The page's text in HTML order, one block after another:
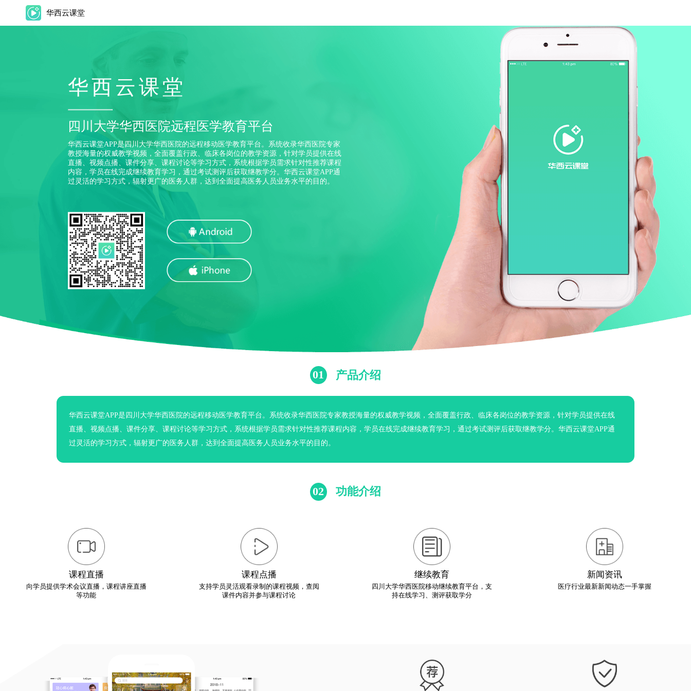
华西云课堂
华西云课堂
四川大学华西医院远程医学教育平台
华西云课堂APP是四川大学华西医院的远程移动医学教育平台。系统收录华西医院专家
教授海量的权威教学视频，全面覆盖行政、临床各岗位的教学资源，针对学员提供在线
直播、视频点播、课件分享、课程讨论等学习方式，系统根据学员需求针对性推荐课程
内容，学员在线完成继续教育学习，通过考试测评后获取继教学分。华西云课堂APP通
过灵活的学习方式，辐射更广的医务人群，达到全面提高医务人员业务水平的目的。
01 产品介绍
华西云课堂APP是四川大学华西医院的远程移动医学教育平台。系统收录华西医院专家教授海量的权威教学视频，全面覆盖行政、临床各岗位的教学资源，针对学员提供在线
直播、视频点播、课件分享、课程讨论等学习方式，系统根据学员需求针对性推荐课程内容，学员在线完成继续教育学习，通过考试测评后获取继教学分。华西云课堂APP通
过灵活的学习方式，辐射更广的医务人群，达到全面提高医务人员业务水平的目的。
02 功能介绍
课程直播
向学员提供学术会议直播，课程讲座直播
等功能
课程点播
支持学员灵活观看录制的课程视频，查阅
课件内容并参与课程讨论
继续教育
四川大学华西医院移动继续教育平台，支
持在线学习、测评获取学分
新闻资讯
医疗行业最新新闻动态一手掌握